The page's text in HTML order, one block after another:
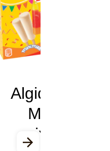
Algida Kids
Mix 8x
mixpack